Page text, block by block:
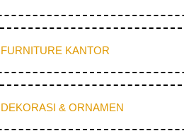
FURNITURE KANTOR
DEKORASI & ORNAMEN